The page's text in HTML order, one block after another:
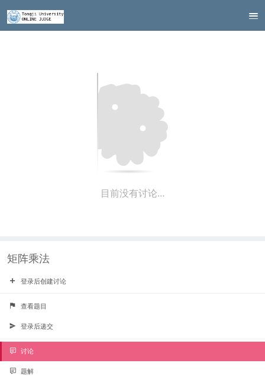
目前没有讨论…
矩阵乘法
登录后创建讨论
查看题目
登录后递交
讨论
题解